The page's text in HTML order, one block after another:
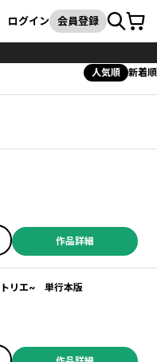
検索
ログイン 会員登録カート
人気順 新着順
作品詳細
トリエ~ 単行本版